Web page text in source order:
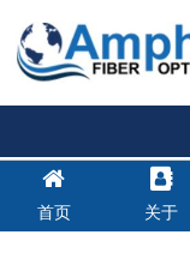
通信用多模光纤主要有哪
首页 关于